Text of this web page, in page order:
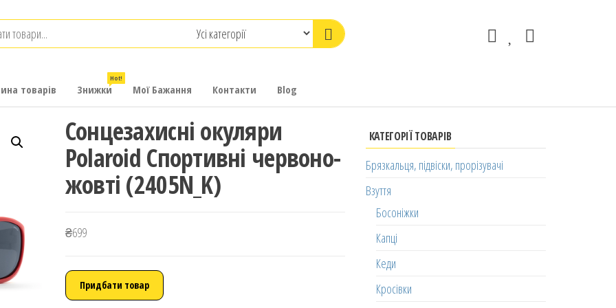
товарів Знижки
Hot!
Мої Бажання Контакти Blog
Сонцезахисні окуляри
Polaroid Спортивні червоно-
жовті (2405N_K)
₴699
Придбати товар
КАТЕГОРІЇ ТОВАРІВ
Брязкальця, підвіски, прорізувачі
Взуття
Босоніжки
Капці
Кеди
Кросівки